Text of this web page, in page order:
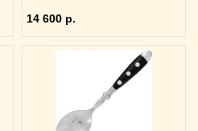
14 600 р.